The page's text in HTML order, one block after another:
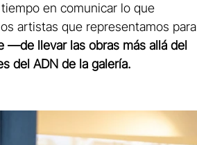
en comunicar lo que
artistas que representamos para
—de llevar las obras más allá del
del ADN de la galería.